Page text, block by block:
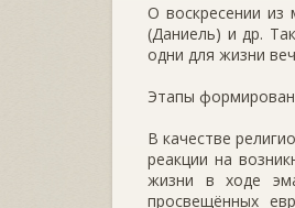
О воскресении из
(Даниель) и др.
одни для жизни
Этапы
В качестве
реакции на
жизни в ходе
просвещённых